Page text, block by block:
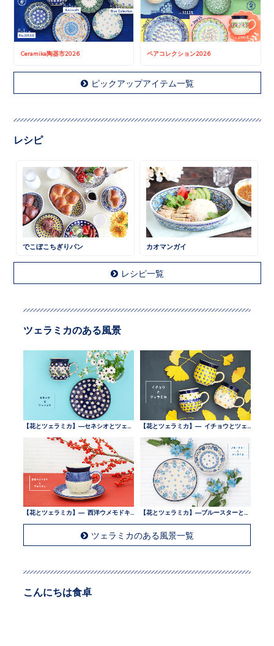
Ceramika陶器市2026 ペアコレクション2026
ピックアップアイテム一覧
レシピ
でこぼこちぎりパン カオマンガイ
レシピ一覧
ツェラミカのある風景
ツェラミカのある風景一覧
こんにちは食卓